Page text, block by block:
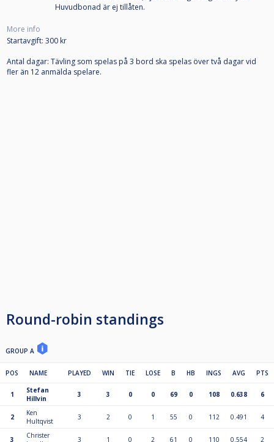
Huvudbonad är ej tillåten.
More info
Startavgift: 300 kr
Antal dagar: Tävling som spelas på 3 bord ska spelas över två dagar vid
fler än 12 anmälda spelare.
Round-robin standings
GROUP A
POS NAME PLAYED WIN TIE LOSE B HB INGS AVG PTS
1
Stefan
Hillvin
3 3 0 0 69 0 108 0.638 6
2
Ken
Hultqvist
3 2 0 1 55 0 112 0.491 4
3
Christer
3 1 0 2 61 0 110 0.554 2